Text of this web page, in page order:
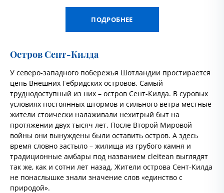
ПОДРОБНЕЕ
Остров Сент-Килда
У северо-западного побережья Шотландии простирается
цепь Внешних Гебридских островов. Самый
труднодоступный из них – остров Сент-Килда. В суровых
условиях постоянных штормов и сильного ветра местные
жители стоически налаживали нехитрый быт на
протяжении двух тысяч лет. После Второй Мировой
войны они вынуждены были оставить остров. А здесь
время словно застыло – жилища из грубого камня и
традиционные амбары под названием cleitean выглядят
так же, как и сотни лет назад. Жители острова Сент-Килда
не понаслышке знали значение слов «единство с
природой».